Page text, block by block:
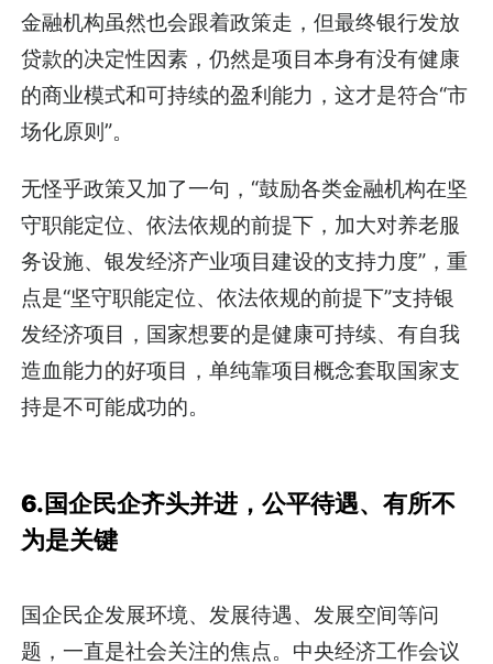
金融机构虽然也会跟着政策走，但最终银行发放
贷款的决定性因素，仍然是项目本身有没有健康
的商业模式和可持续的盈利能力，这才是符合“市
场化原则”。
无怪乎政策又加了一句，“鼓励各类金融机构在坚
守职能定位、依法依规的前提下，加大对养老服
务设施、银发经济产业项目建设的支持力度”，重
点是“坚守职能定位、依法依规的前提下”支持银
发经济项目，国家想要的是健康可持续、有自我
造血能力的好项目，单纯靠项目概念套取国家支
持是不可能成功的。
6.国企民企齐头并进，公平待遇、有所不
为是关键
国企民企发展环境、发展待遇、发展空间等问
题，一直是社会关注的焦点。中央经济工作会议